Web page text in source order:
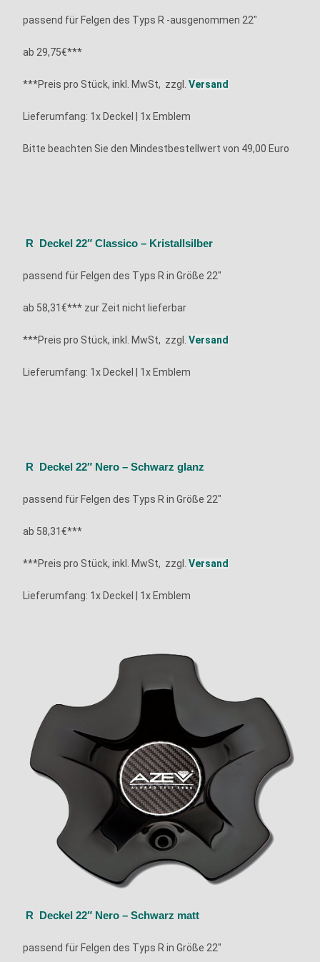
passend für Felgen des Typs R -ausgenommen 22″
ab 29,75€***
***Preis pro Stück, inkl. MwSt, zzgl.Versand
Lieferumfang: 1x Deckel | 1x Emblem
Bitte beachten Sie den Mindestbestellwert von 49,00 Euro
R Deckel 22″ Classico – Kristallsilber
passend für Felgen des Typs R in Größe 22″
ab 58,31€*** zur Zeit nicht lieferbar
***Preis pro Stück, inkl. MwSt, zzgl.Versand
Lieferumfang: 1x Deckel | 1x Emblem
R Deckel 22″ Nero – Schwarz glanz
passend für Felgen des Typs R in Größe 22″
ab 58,31€***
***Preis pro Stück, inkl. MwSt, zzgl.Versand
Lieferumfang: 1x Deckel | 1x Emblem
R Deckel 22″ Nero – Schwarz matt
passend für Felgen des Typs R in Größe 22″